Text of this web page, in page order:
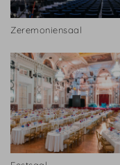
Zeremoniensaal